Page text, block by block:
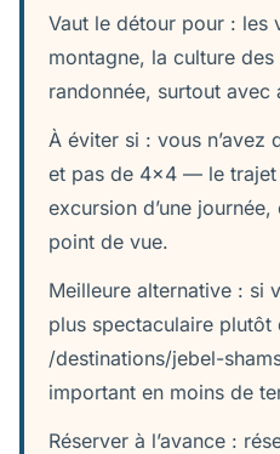
Vaut le détour pour : les
montagne, la culture
randonnée, surtout
À éviter si : vous n’avez
et pas de 4x4 — le trajet
excursion d’une
point de vue.
Meilleure alternative : si
plus spectaculaire
/destinations/jebel-
important en moins de
Réserver à l’avance :